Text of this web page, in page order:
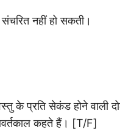
संचरित नहीं हो सकती।
के प्रति सेकंड होने वाली
कहते हैं। [T/F]